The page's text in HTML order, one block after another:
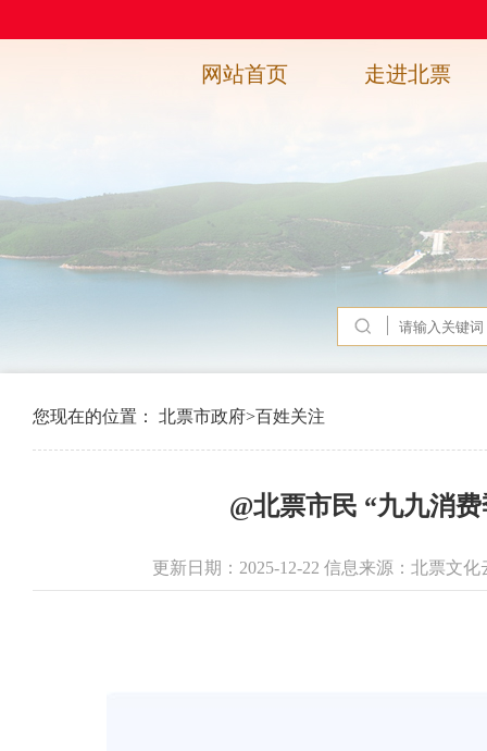
网站首页 走进北票
您现在的位置： 北票市政府>百姓关注
@北票市民 “九九消
更新日期：2025-12-22 信息来源：北票文